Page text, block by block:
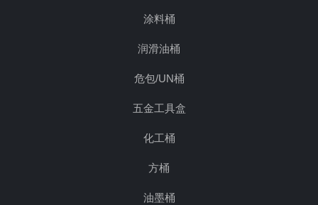
涂料桶
润滑油桶
危包/UN桶
五金工具盒
化工桶
方桶
油墨桶